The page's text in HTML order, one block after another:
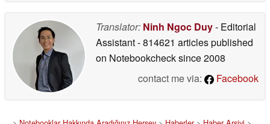
Translator: Ninh Ngoc Duy- Editorial
Assistant- 814621 articles published
on Notebookchecksince 2008
contact me via:
Facebook